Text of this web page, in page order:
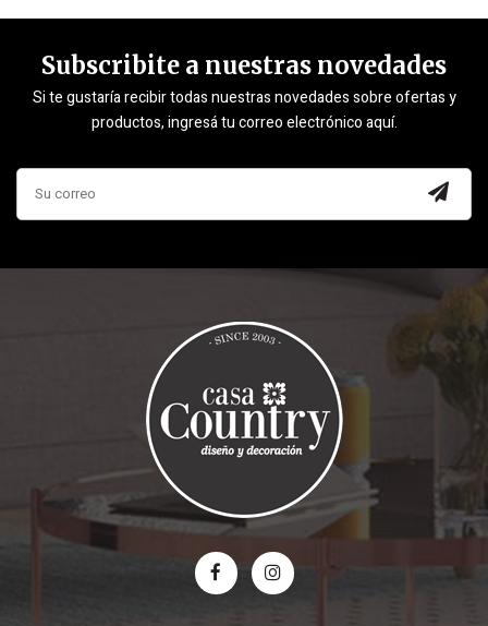
Subscribite a nuestras novedades
Si te gustaría recibir todas nuestras novedades sobre ofertas y
productos, ingresá tu correo electrónico aquí.